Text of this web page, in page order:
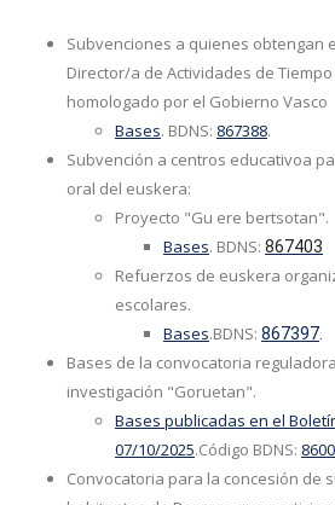
Subvenciones a quienes obtengan
Director/a de Actividades de
homologado por el Gobierno Vasco
Bases. BDNS: 867388.
Subvención a centros educativoa
oral del euskera:
Proyecto "Gu ere bertsotan".
Bases. BDNS: 867403
Refuerzos de euskera
escolares.
Bases.BDNS: 867397
Bases de la convocatoria
investigación "Goruetan".
Bases publicadas en el
07/10/2025.Código BDNS:
Convocatoria para la concesión de